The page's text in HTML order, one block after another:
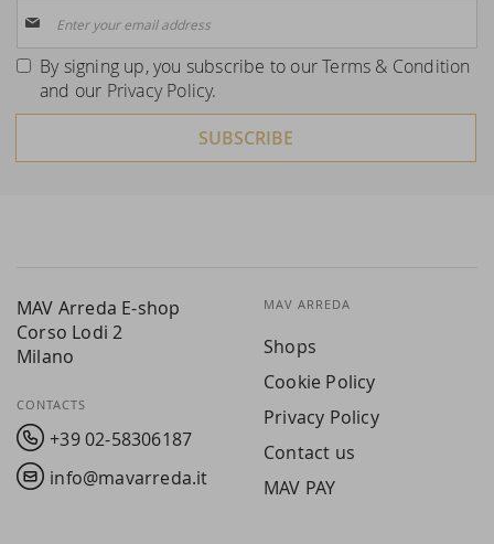
Up
for
Our
By signing up, you subscribe to ourTerms & Condition
and our Privacy Policy.
SUBSCRIBE
MAV Arreda E-shop
Corso Lodi 2
Milano
CONTACTS
+39 02-58306187
info@mavarreda.it
MAV ARREDA
Shops
Cookie Policy
Privacy Policy
Contact us
MAV PAY